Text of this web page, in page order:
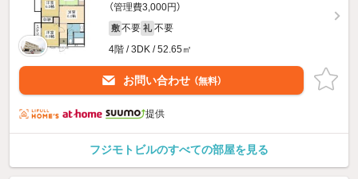
（管理費3,000円）
敷 不要 礼 不要
4階 / 3DK / 52.65㎡
お問い合わせ （無料）
提供
フジモトビルのすべての部屋を見る